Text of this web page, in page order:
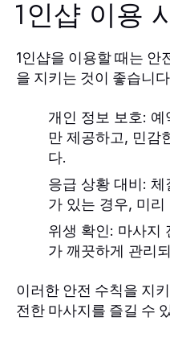
1인샵 이용
1인샵을 이용할 때는 안
을 지키는 것이 좋습니
개인 정보 보호: 예
만 제공하고, 민감
다.
응급 상황 대비: 체
가 있는 경우, 미
위생 확인: 마사지
가 깨끗하게 관리
이러한 안전 수칙을 지
전한 마사지를 즐길 수